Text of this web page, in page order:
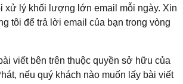
xử lý khối lượng lớn email mỗi ngày. Xin
tôi để trả lời email của bạn trong vòng
viết bên trên thuộc quyền sở hữu của
nếu quý khách nào muốn lấy bài viết